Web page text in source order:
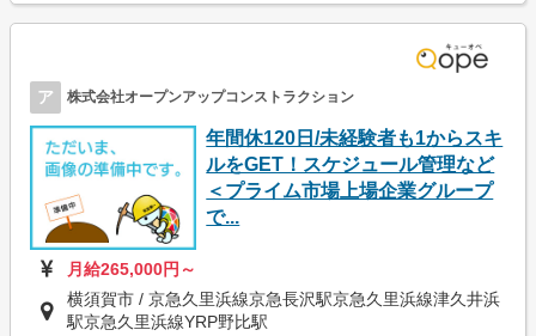
ア 株式会社オープンアップコンストラクション
年間休120日/未経験者も1からスキ
ルをGET！スケジュール管理など
＜プライム市場上場企業グループ
で...
月給265,000円～
横須賀市 / 京急久里浜線京急長沢駅京急久里浜線津久井浜
駅京急久里浜線YRP野比駅